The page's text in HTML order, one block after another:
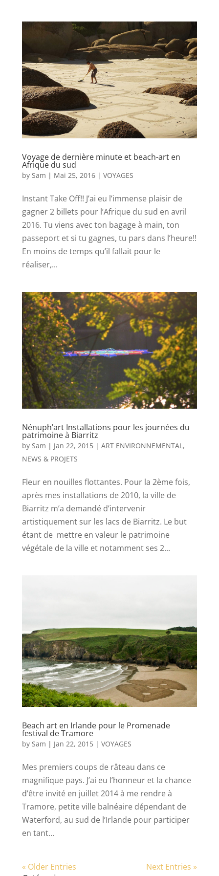
Voyage de dernière minute et beach-art en
Afrique du sud
by Sam | Mai 25, 2016| VOYAGES
Instant Take Off!! J’ai eu l’immense plaisir de
gagner 2 billets pour l’Afrique du sud en avril
2016. Tu viens avec ton bagage à main, ton
passeport et si tu gagnes, tu pars dans l’heure!!
En moins de temps qu’il fallait pour le
réaliser,...
Nénuph’art Installations pour les journées du
patrimoine à Biarritz
by Sam | Jan 22, 2015| ART ENVIRONNEMENTAL,
NEWS & PROJETS
Fleur en nouilles flottantes. Pour la 2ème fois,
après mes installations de 2010, la ville de
Biarritz m’a demandé d’intervenir
artistiquement sur les lacs de Biarritz. Le but
étant de mettre en valeur le patrimoine
végétale de la ville et notamment ses 2...
Beach art en Irlande pour le Promenade
festival de Tramore
by Sam | Jan 22, 2015| VOYAGES
Mes premiers coups de râteau dans ce
magnifique pays. J’ai eu l’honneur et la chance
d’être invité en juillet 2014 à me rendre à
Tramore, petite ville balnéaire dépendant de
Waterford, au sud de l’Irlande pour participer
en tant...
« Older Entries Next Entries »